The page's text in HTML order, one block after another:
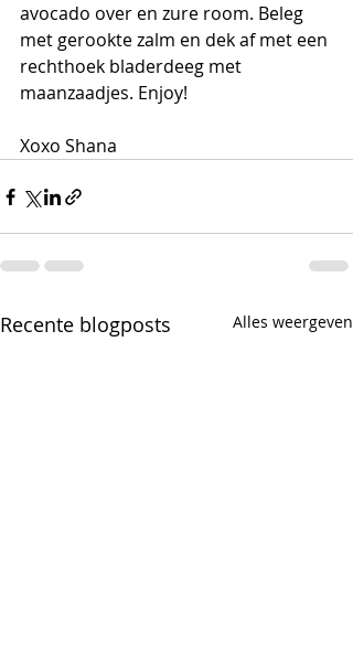
avocado over en zure room. Beleg
met gerookte zalm en dek af met een
rechthoek bladerdeeg met
maanzaadjes. Enjoy!
Xoxo Shana
Recente blogposts Alles weergeven